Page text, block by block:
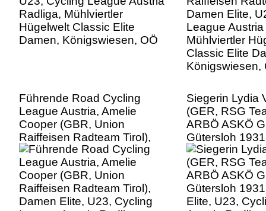
Königswiesen,
Führende Road Cycling
League Austria, Amelie
Cooper (GBR, Union
Raiffeisen Radteam Tirol),
Damen Elite, U23, Cycling
League Austria Radliga,
Mühlviertler Hügelwelt
Classic Elite Damen,
Königswiesen, OÖ
Siegerin Lydia
(GER, RSG
ARBÖ ASKÖ
Gütersloh
Elite, U23,
Austria
Hügelwelt
Damen,